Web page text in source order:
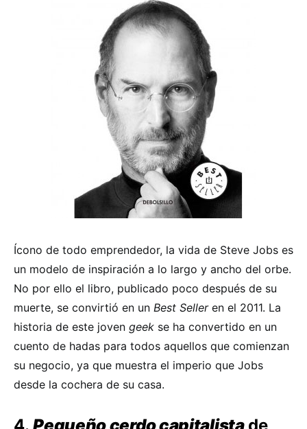
Ícono de todo emprendedor, la vida de Steve Jobs es
un modelo de inspiración a lo largo y ancho del orbe.
No por ello el libro, publicado poco después de su
muerte, se convirtió en un Best Selleren el 2011. La
historia de este joven geek se ha convertido en un
cuento de hadas para todos aquellos que comienzan
su negocio, ya que muestra el imperio que Jobs
desde la cochera de su casa.
4. Pequeño cerdo capitalistade